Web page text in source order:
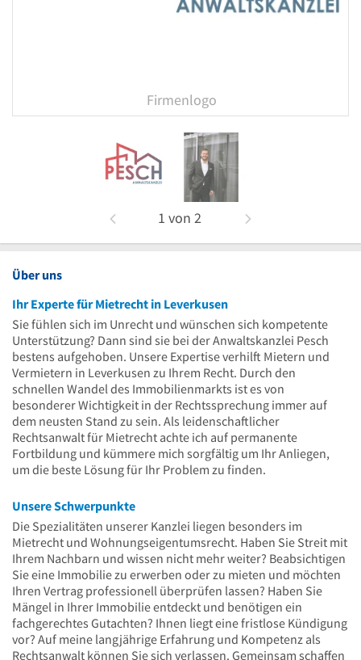
Firmenlogo
1 von 2
Über uns
Ihr Experte für Mietrecht in Leverkusen
Sie fühlen sich im Unrecht und wünschen sich kompetente
Unterstützung? Dann sind sie bei der Anwaltskanzlei Pesch
bestens aufgehoben. Unsere Expertise verhilft Mietern und
Vermietern in Leverkusen zu Ihrem Recht. Durch den
schnellen Wandel des Immobilienmarkts ist es von
besonderer Wichtigkeit in der Rechtssprechung immer auf
dem neusten Stand zu sein. Als leidenschaftlicher
Rechtsanwalt für Mietrecht achte ich auf permanente
Fortbildung und kümmere mich sorgfältig um Ihr Anliegen,
um die beste Lösung für Ihr Problem zu finden.
Unsere Schwerpunkte
Die Spezialitäten unserer Kanzlei liegen besonders im
Mietrecht und Wohnungseigentumsrecht. Haben Sie Streit mit
Ihrem Nachbarn und wissen nicht mehr weiter? Beabsichtigen
Sie eine Immobilie zu erwerben oder zu mieten und möchten
Ihren Vertrag professionell überprüfen lassen? Haben Sie
Mängel in Ihrer Immobilie entdeckt und benötigen ein
fachgerechtes Gutachten? Ihnen liegt eine fristlose Kündigung
vor? Auf meine langjährige Erfahrung und Kompetenz als
Rechtsanwalt können Sie sich verlassen. Gemeinsam schaffen